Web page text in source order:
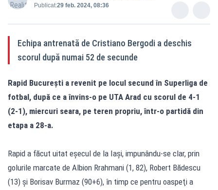
Publicat:29 feb. 2024, 08:36
Echipa antrenată de Cristiano Bergodi a deschis
scorul după numai 52 de secunde
Rapid Bucureşti a revenit pe locul secund în Superliga de
fotbal, după ce a învins-o pe UTA Arad cu scorul de 4-1
(2-1), miercuri seara, pe teren propriu, într-o partidă din
etapa a 28-a.
Rapid a făcut uitat eşecul de la Iaşi, impunându-se clar, prin
golurile marcate de Albion Rrahmani (1, 82), Robert Bădescu
(13) şi Borisav Burmaz (90+6), în timp ce pentru oaspeţi a